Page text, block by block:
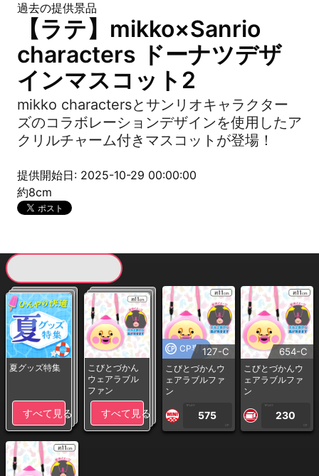
過去の提供景品
【ラテ】mikko×Sanrio
characters ドーナツデザ
インマスコット2
mikko charactersとサンリオキャラクター
ズのコラボレーションデザインを使用したア
クリルチャーム付きマスコットが登場！
提供開始日: 2025-10-29 00:00:00
約8cm
夏グッズ特集
すべて見る
こびとづかん
ウェアラブル
ファン
すべて見る
CP専用127-C
こびとづかんウ
ェアラブルファ
ン
1PLAY
575
CP
654-C
こびとづかんウ
ェアラブルファ
ン
1PLAY
230
CP